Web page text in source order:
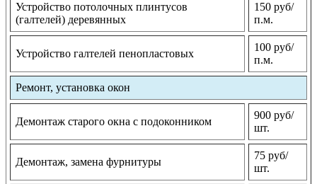
Устройство потолочных плинтусов
(галтелей) деревянных
150 руб/
п.м.
Устройство галтелей пенопластовых
100 руб/
п.м.
Ремонт, установка окон
Демонтаж старого окна с подоконником
900 руб/
шт.
Демонтаж, замена фурнитуры
75 руб/
шт.